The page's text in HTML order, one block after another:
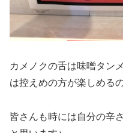
カメノクの舌は味噌タン
は控えめの方が楽しめる
皆さんも時には自分の辛